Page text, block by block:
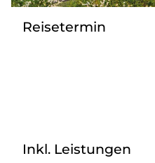
Newsletter
Kontakt
Reisetermin
Inkl. Leistungen